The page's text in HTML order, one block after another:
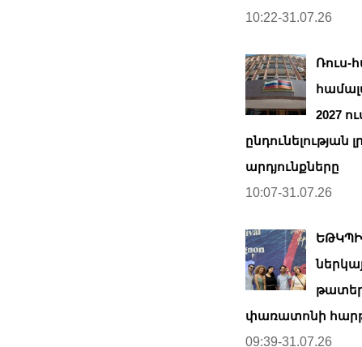
10:22-31.07.26
Ռուս-
2027
ընդունելության
արդյունքները
10:07-31.07.26
փառատոնի
09:39-31.07.26